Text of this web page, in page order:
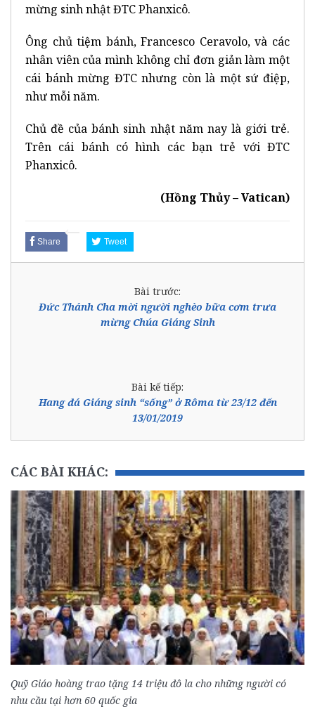
mừng sinh nhật ĐTC Phanxicô.
Ông chủ tiệm bánh, Francesco Ceravolo, và các
nhân viên của mình không chỉ đơn giản làm một
cái bánh mừng ĐTC nhưng còn là một sứ điệp,
như mỗi năm.
Chủ đề của bánh sinh nhật năm nay là giới trẻ.
Trên cái bánh có hình các bạn trẻ với ĐTC
Phanxicô.
(Hồng Thủy – Vatican)
Share Tweet
Bài trước:
Đức Thánh Cha mời người nghèo bữa cơm trưa
mừng Chúa Giáng Sinh
Bài kế tiếp:
Hang đá Giáng sinh “sống” ở Rôma từ 23/12 đến
13/01/2019
CÁC BÀI KHÁC:
Quỹ Giáo hoàng trao tặng 14 triệu đô la cho những người có
nhu cầu tại hơn 60 quốc gia